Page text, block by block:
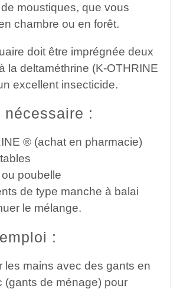
moustiques, que vous
chambre ou en forêt.
doit être imprégnée deux
la deltaméthrine (K-OTHRINE
excellent insecticide.
nécessaire :
® (achat en pharmacie)
poubelle
de type manche à balai
le mélange.
:
les mains avec des gants en
(gants de ménage) pour